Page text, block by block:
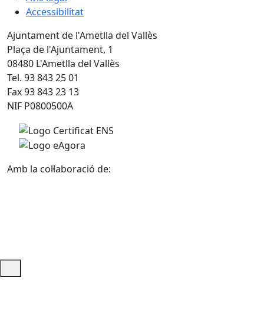
Accessibilitat
Ajuntament de l'Ametlla del Vallès
Plaça de l'Ajuntament, 1
08480 L'Ametlla del Vallès
Tel. 93 843 25 01
Fax 93 843 23 13
NIF P0800500A
Amb la col·laboració de:
Ajuda i accés ràpid